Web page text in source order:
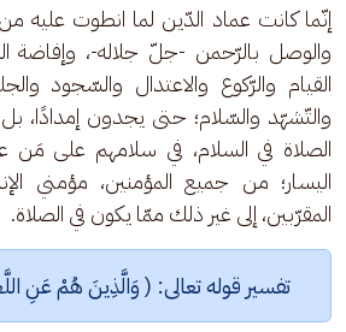
إنّما كانت عماد الدّين لما انطوت عليه من
والوصل بالرّحمن -جلّ جلاله-، وإفاضة
القيام والرّكوع والاعتدال والسّجود
والتّشهّد والسّلام؛ حتى يجدون إمدادًا،
الصلاة في السلام، في سلامهم على
اليسار؛ من جميع المؤمنين، مؤمني
المقرّبين، إلى غير ذلك ممّا يكون في الصلاة.
تفسير قوله تعالى: ( وَالَّذِينَ هُمْ عَنِ